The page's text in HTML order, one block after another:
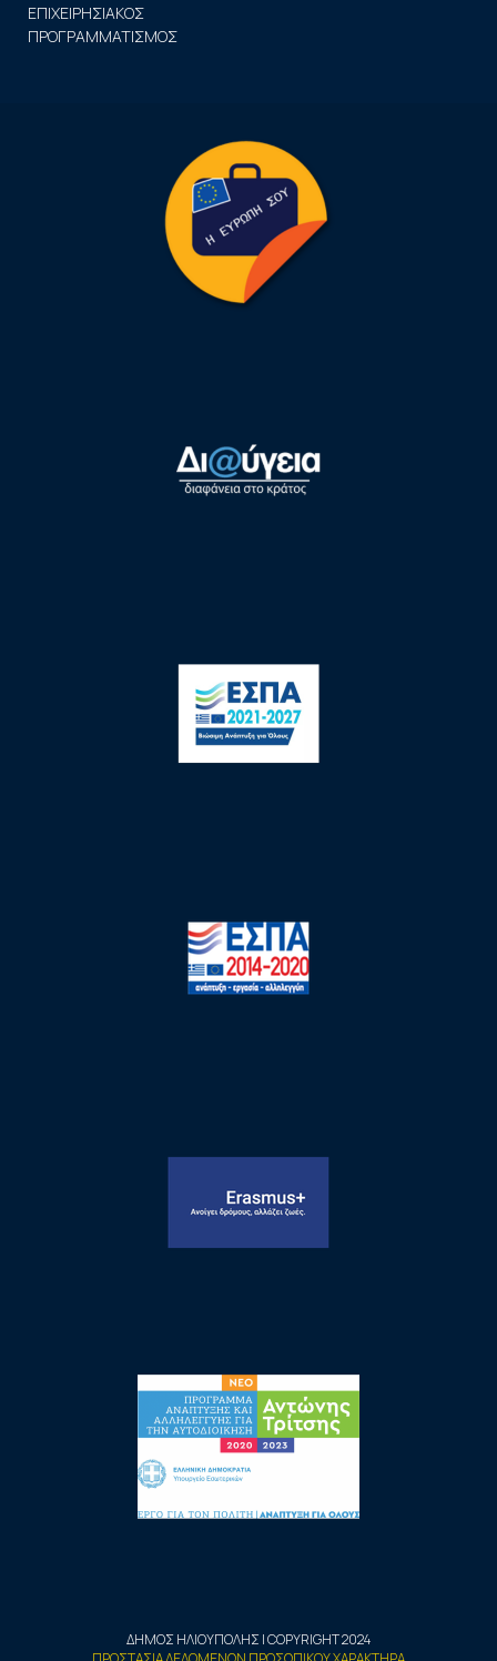
ΕΠΙΧΕΙΡΗΣΙΑΚΟΣ
ΠΡΟΓΡΑΜΜΑΤΙΣΜΟΣ
ΔΗΜΟΣ ΗΛΙΟΥΠΟΛΗΣ | COPYRIGHT 2024